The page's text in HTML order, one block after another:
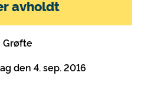
Grøfte
den 4. sep. 2016
avholdt